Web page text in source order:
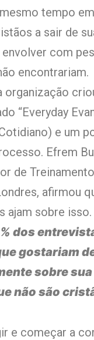
tempo
a sair de
com
encontrariam.
organização
“Everyday
e um
Efrem
de
afirmou
ajam sobre isso.
dos
gostariam
sobre
não são
e começar a